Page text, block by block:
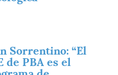
Sorrentino: “El
de PBA es el